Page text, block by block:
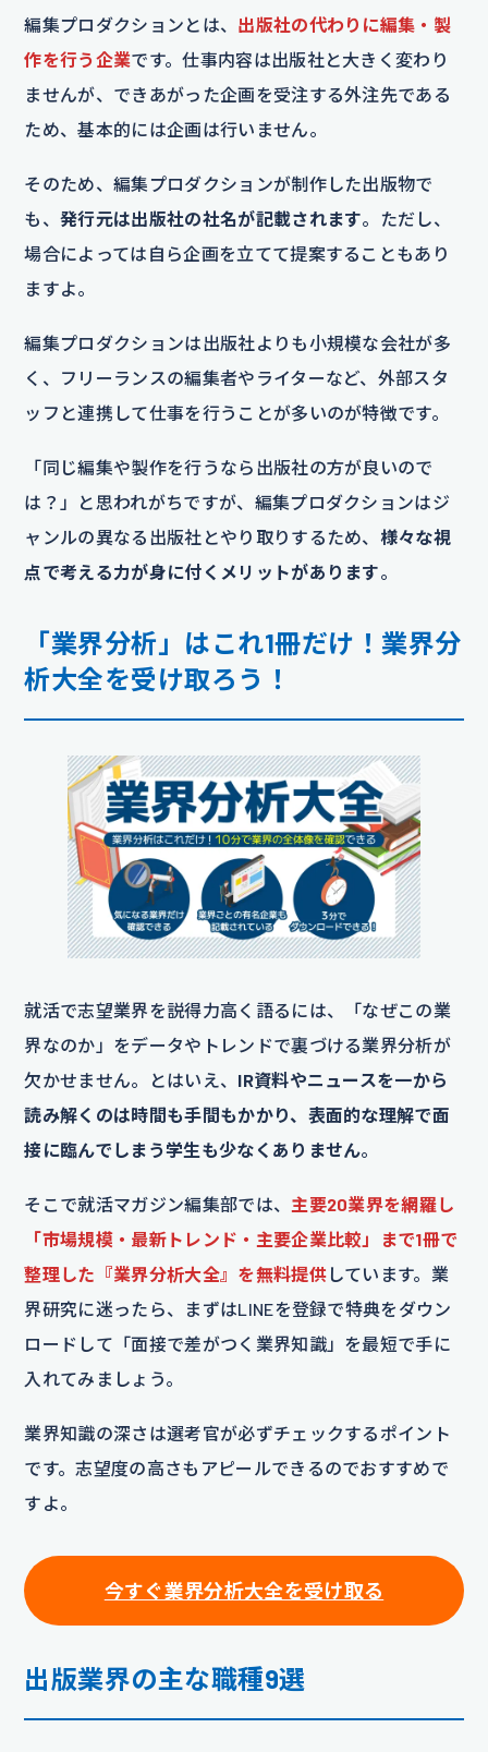
編集プロダクションとは、 出版社の代わりに編集・製
作を行う企業です。仕事内容は出版社と大きく変わり
ませんが、できあがった企画を受注する外注先である
ため、基本的には企画は行いません。
そのため、編集プロダクションが制作した出版物で
も、発行元は出版社の社名が記載されます。ただし、
場合によっては自ら企画を立てて提案することもあり
ますよ。
編集プロダクションは出版社よりも小規模な会社が多
く、フリーランスの編集者やライターなど、外部スタ
ッフと連携して仕事を行うことが多いのが特徴です。
「同じ編集や製作を行うなら出版社の方が良いので
は？」と思われがちですが、編集プロダクションはジ
ャンルの異なる出版社とやり取りするため、 様々な視
点で考える力が身に付くメリットがあります。
「業界分析」はこれ1冊だけ！業界分
析大全を受け取ろう！
就活で志望業界を説得力高く語るには、「なぜこの業
界なのか」をデータやトレンドで裏づける業界分析が
欠かせません。とはいえ、 IR資料やニュースを一から
読み解くのは時間も手間もかかり、表面的な理解で面
接に臨んでしまう学生も少なくありません。
そこで就活マガジン編集部では、 主要20業界を網羅し
「市場規模・最新トレンド・主要企業比較」まで1冊で
整理した『業界分析大全』を無料提供しています。業
界研究に迷ったら、まずはLINEを登録で特典をダウン
ロードして「面接で差がつく業界知識」を最短で手に
入れてみましょう。
業界知識の深さは選考官が必ずチェックするポイント
です。志望度の高さもアピールできるのでおすすめで
すよ。
今すぐ業界分析大全を受け取る
出版業界の主な職種9選